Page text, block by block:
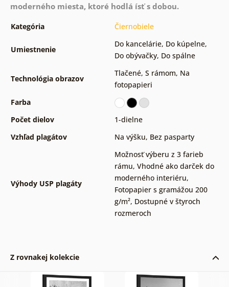
moderného miesta, ktoré hodlá ísť s dobou.
Kategória Čiernobiele
Umiestnenie
Do kancelárie, Do kúpelne,
Do obývačky, Do spálne
Technológia obrazov
Tlačené, S rámom, Na
fotopapieri
Farba
Počet dielov
1-dielne
Vzhľad plagátov
Na výšku, Bez pasparty
Výhody USP plagáty
Možnosť výberu z 3 farieb
rámu, Vhodné ako darček do
moderného interiéru,
Fotopapier s gramážou 200
g/m², Dostupné v štyroch
rozmeroch
Z rovnakej kolekcie